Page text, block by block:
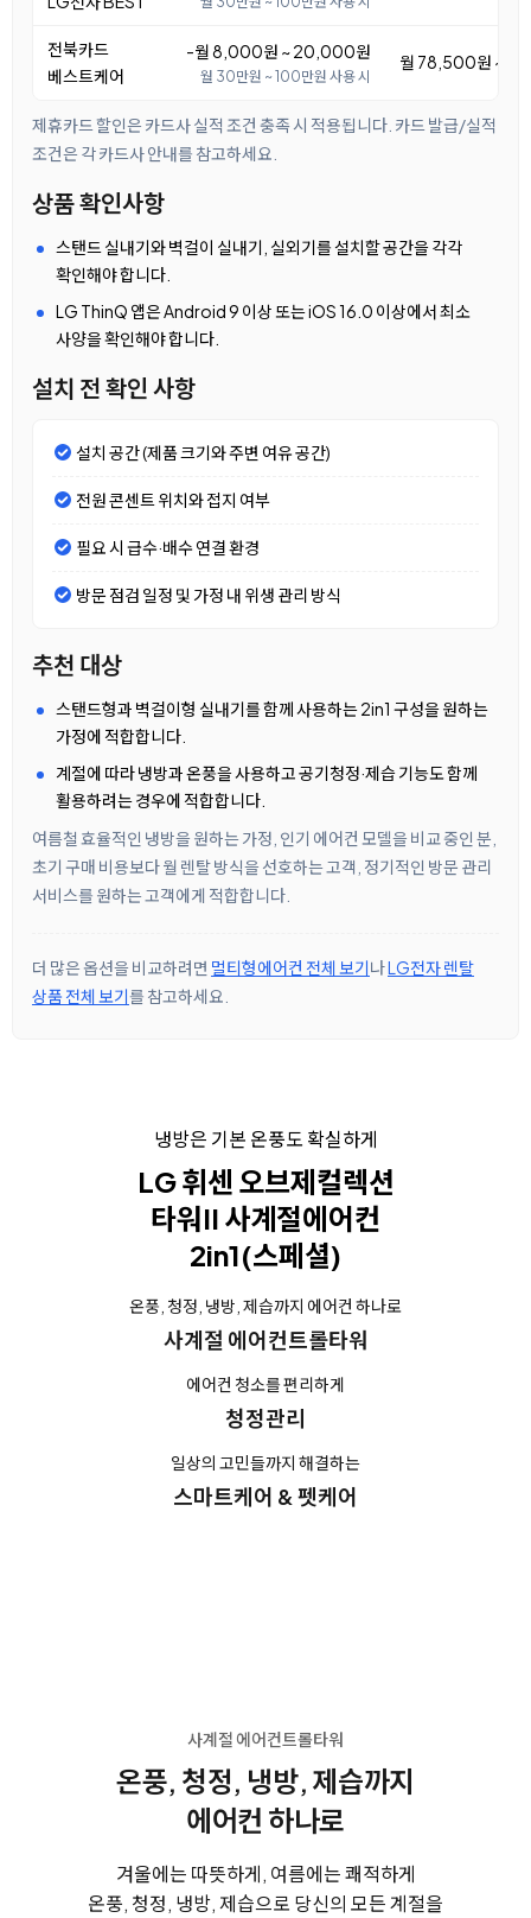
전북카드
베스트케어
-월 8,000원 ~ 20,000원
월 30만원 ~ 100만원 사용 시
월 78,500원 ~
제휴카드 할인은 카드사 실적 조건 충족 시 적용됩니다. 카드 발급/실적
조건은 각 카드사 안내를 참고하세요.
상품 확인사항
스탠드 실내기와 벽걸이 실내기, 실외기를 설치할 공간을 각각
확인해야 합니다.
LG ThinQ 앱은 Android 9 이상 또는 iOS 16.0 이상에서 최소
사양을 확인해야 합니다.
설치 전 확인 사항
설치 공간 (제품 크기와 주변 여유 공간)
전원 콘센트 위치와 접지 여부
필요 시 급수·배수 연결 환경
방문 점검 일정 및 가정 내 위생 관리 방식
추천 대상
스탠드형과 벽걸이형 실내기를 함께 사용하는 2in1 구성을 원하는
가정에 적합합니다.
계절에 따라 냉방과 온풍을 사용하고 공기청정·제습 기능도 함께
활용하려는 경우에 적합합니다.
여름철 효율적인 냉방을 원하는 가정, 인기 에어컨 모델을 비교 중인 분,
초기 구매 비용보다 월 렌탈 방식을 선호하는 고객, 정기적인 방문 관리
서비스를 원하는 고객에게 적합합니다.
더 많은 옵션을 비교하려면 멀티형에어컨 전체 보기나LG전자 렌탈
상품 전체 보기를 참고하세요.
냉방은 기본 온풍도 확실하게
LG 휘센 오브제컬렉션
타워II 사계절에어컨
2in1(스페셜)
온풍, 청정, 냉방, 제습까지 에어컨 하나로
사계절 에어컨트롤타워
에어컨 청소를 편리하게
청정관리
일상의 고민들까지 해결하는
스마트케어 & 펫케어
사계절 에어컨트롤타워
온풍, 청정, 냉방, 제습까지
에어컨 하나로
겨울에는 따뜻하게, 여름에는 쾌적하게
온풍, 청정, 냉방, 제습으로 당신의 모든 계절을